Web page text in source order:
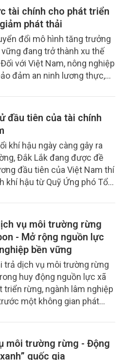
chủ lực và một số thị
bối cảnh cạnh tranh
gắt, yêu cầu kiểm soát chất
ngành rau quả Việt Nam
phải tái cấu trúc mạnh mẽ
nhanh sang phát triển
tài chính cho phát triển
phát thải
đổi mô hình tăng trưởng
đang trở thành xu thế
với Việt Nam, nông nghiệp
đảm an ninh lương thực,
tác động nặng nề của biến
hiện thực hóa mục tiêu
tuần hoàn và bền vững,
chính là nguồn lực tài
đầu tiên của tài chính
khí hậu ngày càng gây ra
Đắk Lắk đang được đề
đầu tiên của Việt Nam thí
khí hậu từ Quỹ Ứng phó Tổn
giải ngân dựa trên dữ liệu khí
dự án không chỉ mở ra
hỗ trợ cộng đồng dễ bị
kỳ vọng trở thành phép
quản trị rủi ro khí hậu
lai.
vụ môi trường rừng
- Mở rộng nguồn lực
bền vững
trả dịch vụ môi trường rừng
huy động nguồn lực xã
triển rừng, ngành lâm nghiệp
một không gian phát
vào năm 2050, những giá trị
bon của rừng đang từng
đủ hơn, mở ra cơ hội hình
môi trường rừng - Động
quốc gia